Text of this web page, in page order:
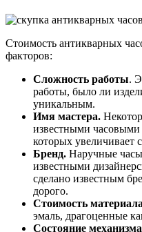
Стоимость антикварных
факторов:
Сложность работы.
работы, было ли
уникальным.
Имя мастера.
известными
которых увеличивает
Бренд. Наручные
известными
сделано известным
дорого.
Стоимость
эмаль, драгоценные
Состояние